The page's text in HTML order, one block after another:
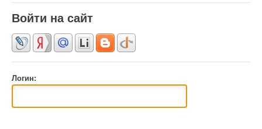
Войти на сайт
Логин: